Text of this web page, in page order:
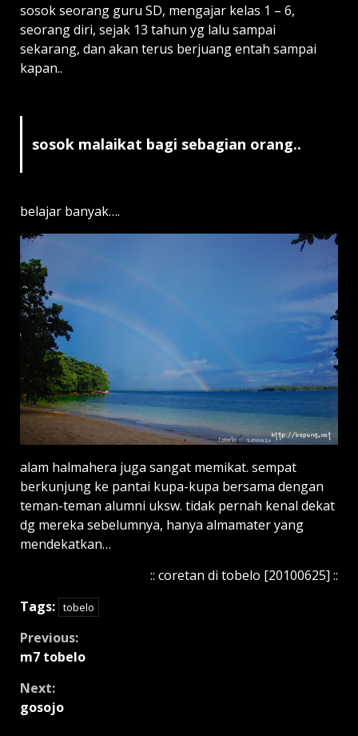
sosok seorang guru SD, mengajar kelas 1 – 6,
seorang diri, sejak 13 tahun yg lalu sampai
sekarang, dan akan terus berjuang entah sampai
kapan..
sosok malaikat bagi sebagian orang..
belajar banyak….
alam halmahera juga sangat memikat. sempat
berkunjung ke pantai kupa-kupa bersama dengan
teman-teman alumni uksw. tidak pernah kenal dekat
dg mereka sebelumnya, hanya almamater yang
mendekatkan…
:: coretan di tobelo [20100625] ::
Tags: tobelo
Continue
Previous:
m7 tobelo
Next:
gosojo